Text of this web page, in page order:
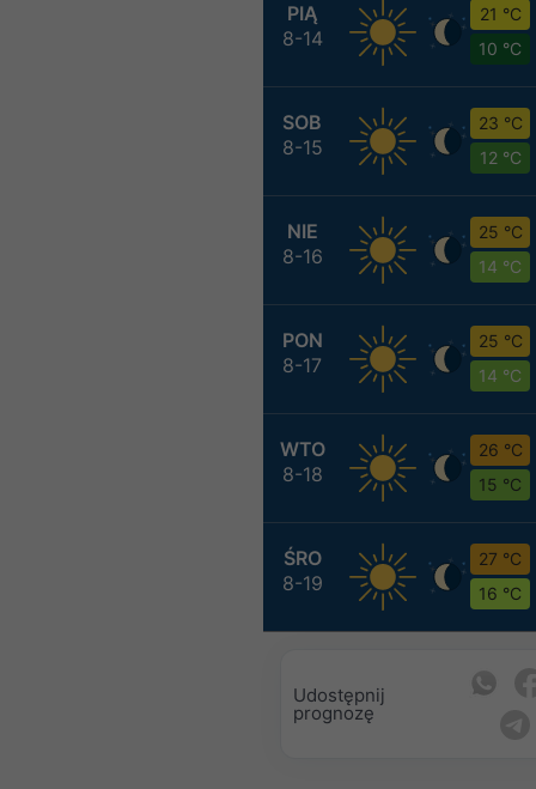
PIĄ
8-14
21 °C
10 °C
SOB
8-15
23 °C
12 °C
NIE
8-16
25 °C
14 °C
PON
8-17
25 °C
14 °C
WTO
8-18
26 °C
15 °C
ŚRO
8-19
27 °C
16 °C
Udostępnij
prognozę